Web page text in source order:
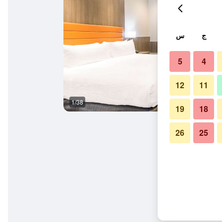
1/38
ج س
4
5
11
12
18
19
25
26